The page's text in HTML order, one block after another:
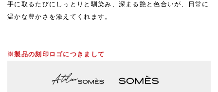
手に取るたびにしっとりと馴染み、深まる艶と色合いが、日常に
温かな豊かさを添えてくれます。
※製品の刻印ロゴにつきまして